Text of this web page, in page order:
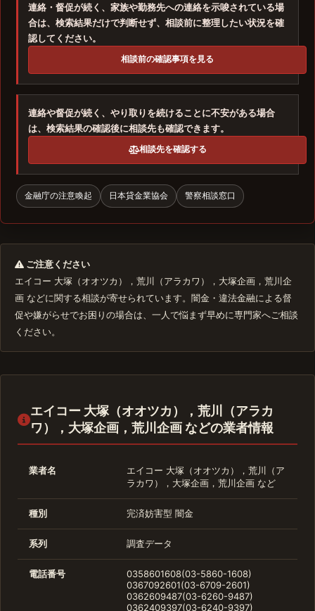
連絡・督促が続く、家族や勤務先への連絡を示唆されている場
合は、検索結果だけで判断せず、相談前に整理したい状況を確
認してください。
相談前の確認事項を見る
連絡や督促が続く、やり取りを続けることに不安がある場合
は、検索結果の確認後に相談先も確認できます。
相談先を確認する
金融庁の注意喚起 日本貸金業協会 警察相談窓口
ご注意ください
エイコー 大塚（オオツカ），荒川（アラカワ），大塚企画，荒川企
画 などに関する相談が寄せられています。闇金・違法金融による督
促や嫌がらせでお困りの場合は、一人で悩まず早めに専門家へご相談
ください。
エイコー 大塚（オオツカ），荒川（アラカ
ワ），大塚企画，荒川企画 などの業者情報
業者名
エイコー 大塚（オオツカ），荒川（ア
ラカワ），大塚企画，荒川企画 など
種別 完済妨害型 闇金
系列 調査データ
電話番号
0358601608(03-5860-1608)
0367092601(03-6709-2601)
0362609487(03-6260-9487)
0362409397(03-6240-9397)